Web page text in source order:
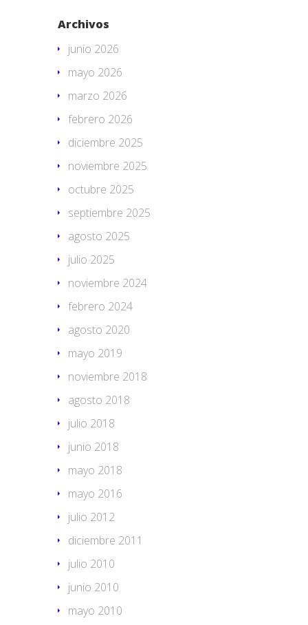
Archivos
junio 2026
mayo 2026
marzo 2026
febrero 2026
diciembre 2025
noviembre 2025
octubre 2025
septiembre 2025
agosto 2025
julio 2025
noviembre 2024
febrero 2024
agosto 2020
mayo 2019
noviembre 2018
agosto 2018
julio 2018
junio 2018
mayo 2018
mayo 2016
julio 2012
diciembre 2011
julio 2010
junio 2010
mayo 2010